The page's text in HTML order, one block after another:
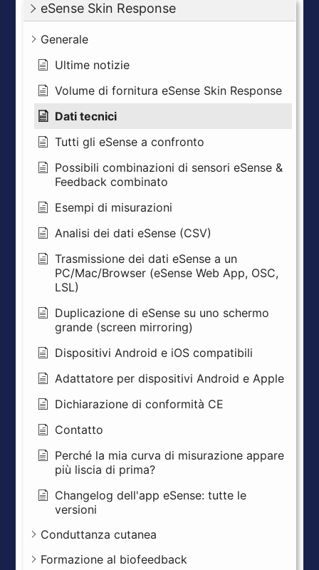
eSense Skin Response
Generale
Ultime notizie
Volume di fornitura eSense Skin Response
Dati tecnici
Tutti gli eSense a confronto
Possibili combinazioni di sensori eSense &
Feedback combinato
Esempi di misurazioni
Analisi dei dati eSense (CSV)
Trasmissione dei dati eSense a un
PC/Mac/Browser (eSense Web App, OSC,
LSL)
Duplicazione di eSense su uno schermo
grande (screen mirroring)
Dispositivi Android e iOS compatibili
Adattatore per dispositivi Android e Apple
Dichiarazione di conformità CE
Contatto
Perché la mia curva di misurazione appare
più liscia di prima?
Changelog dell'app eSense: tutte le
versioni
Conduttanza cutanea
Formazione al biofeedback